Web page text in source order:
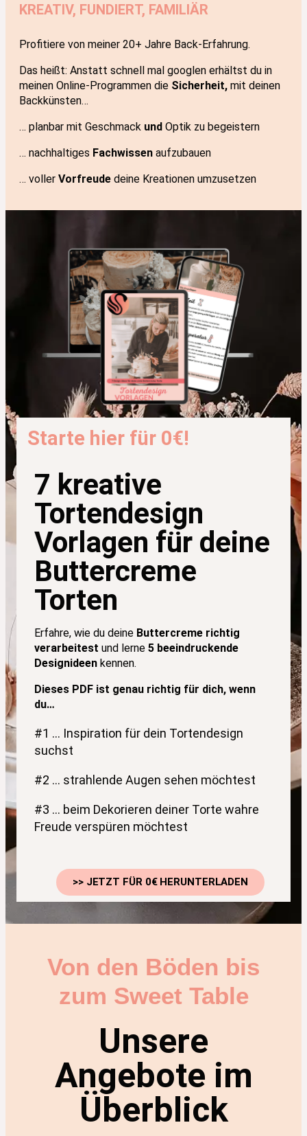
KREATIV, FUNDIERT, FAMILIÄR
Profitiere von meiner 20+ Jahre Back-Erfahrung.
Das heißt: Anstatt schnell mal googlen erhältst du in
meinen Online-Programmen die Sicherheit, mit deinen
Backkünsten…
… planbar mit Geschmack und Optik zu begeistern
… nachhaltiges Fachwissen aufzubauen
… voller Vorfreude deine Kreationen umzusetzen
Starte hier für 0€!
7 kreative
Tortendesign
Vorlagen für deine
Buttercreme
Torten
Erfahre, wie du deine Buttercreme richtig
verarbeitest und lerne 5 beeindruckende
Designideen kennen.
Dieses PDF ist genau richtig für dich, wenn
du…
#1 … Inspiration für dein Tortendesign
suchst
#2 … strahlende Augen sehen möchtest
#3 … beim Dekorieren deiner Torte wahre
Freude verspüren möchtest
>> JETZT FÜR 0€ HERUNTERLADEN
Von den Böden bis
zum Sweet Table
Unsere
Angebote im
Überblick